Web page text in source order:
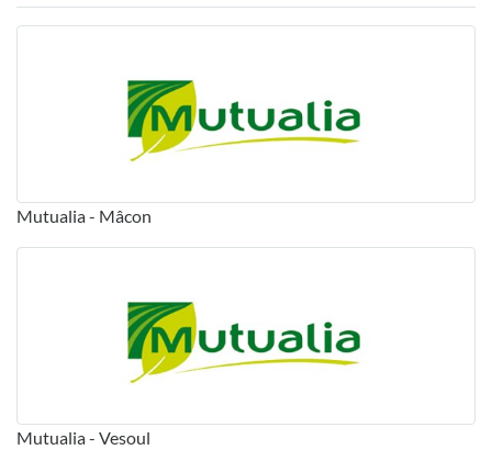
Mutualia - Mâcon
Mutualia - Vesoul